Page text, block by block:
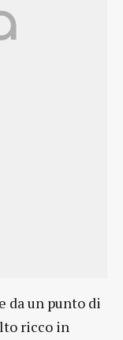
da un punto di
ricco in